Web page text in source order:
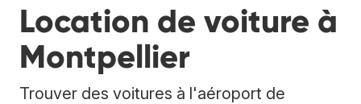
Location de voiture à
Montpellier
Trouver des voitures à l'aéroport de